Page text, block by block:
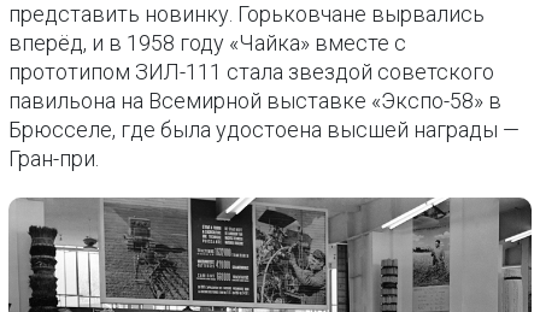
представить новинку. Горьковчане вырвались
вперёд, и в 1958 году «Чайка» вместе с
прототипом ЗИЛ-111 стала звездой советского
павильона на Всемирной выставке «Экспо-58» в
Брюсселе, где была удостоена высшей награды —
Гран-при.